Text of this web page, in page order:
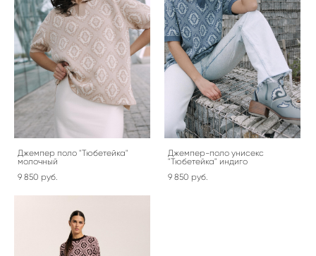
Джемпер поло "Тюбетейка"
молочный
9 850 pуб.
Джемпер-поло унисекс
"Тюбетейка" индиго
9 850 pуб.